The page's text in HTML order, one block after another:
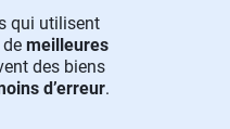
qui utilisent
meilleures
des biens
d’erreur.